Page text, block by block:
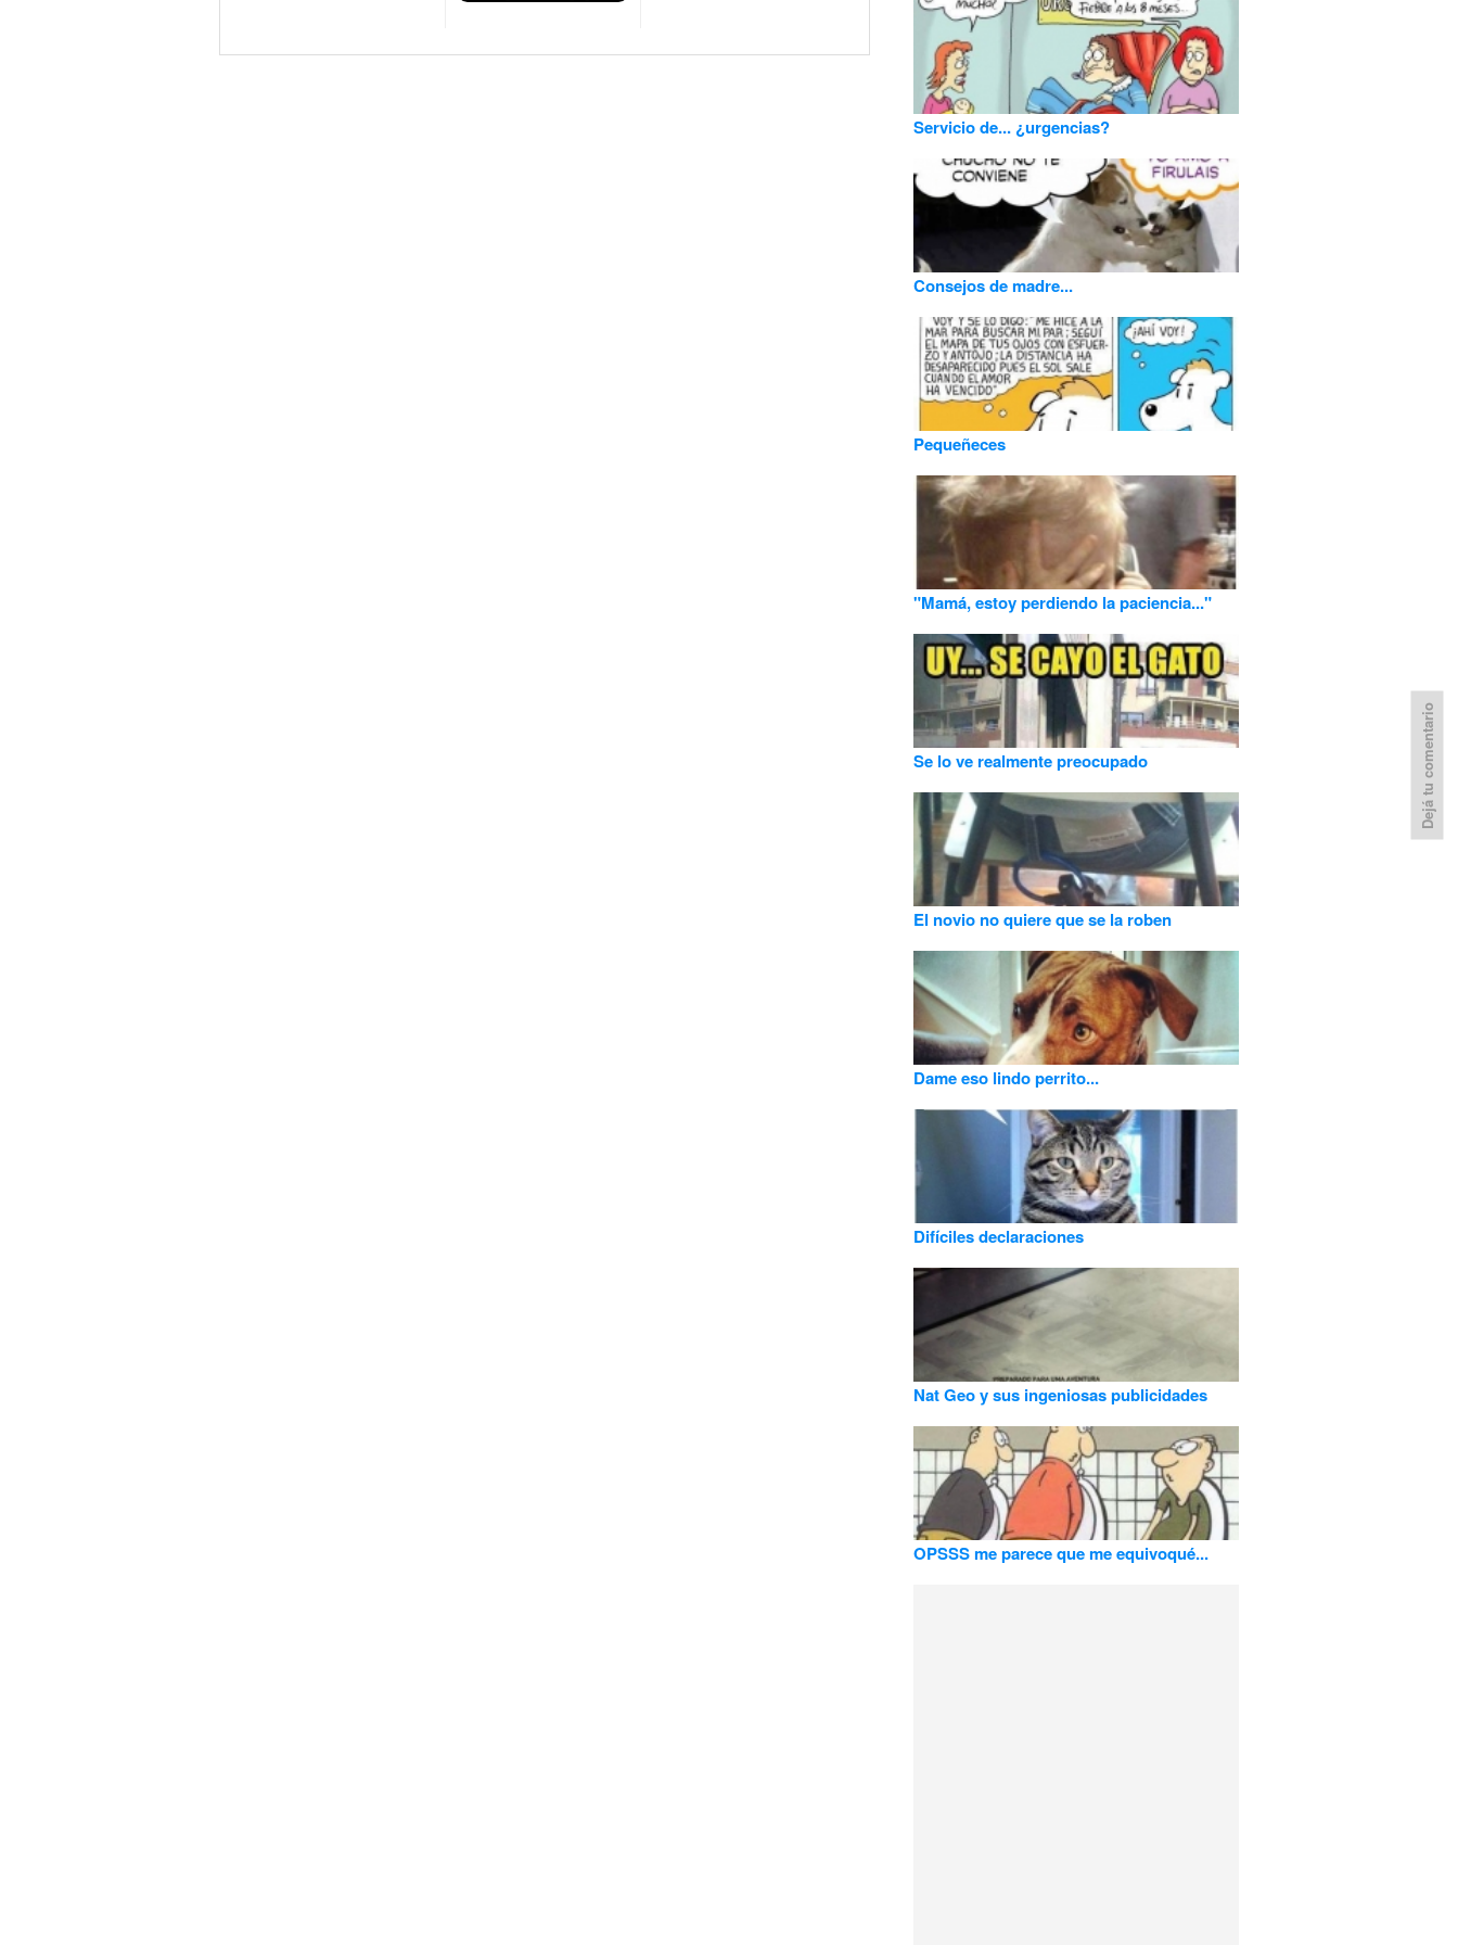
Servicio de... ¿urgencias?
Consejos de madre...
Pequeñeces
"Mamá, estoy perdiendo la paciencia..."
Se lo ve realmente preocupado
El novio no quiere que se la roben
Dame eso lindo perrito...
Difíciles declaraciones
Nat Geo y sus ingeniosas publicidades
OPSSS me parece que me equivoqué...
Dejá tu comentario